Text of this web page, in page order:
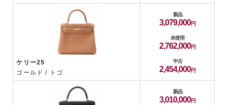
ケリー25
ゴールド / トゴ
新品
3,079,000
未使用
2,762,000
中古
2,454,000
新品
3,010,000